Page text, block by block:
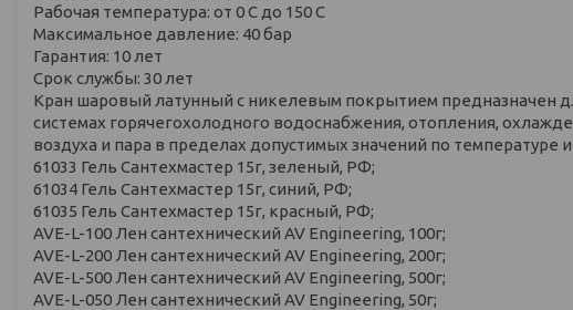
Рабочая температура: от 0 С до 150 С
Максимальное давление: 40 бар
Гарантия: 10 лет
Срок службы: 30 лет
Кран шаровый латунный с никелевым покрытием предназначен
системах горячегохолодного водоснабжения, отопления,
воздуха и пара в пределах допустимых значений по температуре
61033 Гель Сантехмастер 15г, зеленый, РФ;
61034 Гель Сантехмастер 15г, синий, РФ;
61035 Гель Сантехмастер 15г, красный, РФ;
AVE-L-100 Лен сантехнический AV Engineering, 100г;
AVE-L-200 Лен сантехнический AV Engineering, 200г;
AVE-L-500 Лен сантехнический AV Engineering, 500г;
AVE-L-050 Лен сантехнический AV Engineering, 50г;